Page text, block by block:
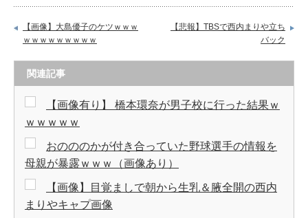
【画像】大島優子のケツｗｗｗ
ｗｗｗｗｗｗｗｗｗ
【悲報】TBSで西内まりや立ち
バック
関連記事
【画像有り】 橋本環奈が男子校に行った結果ｗ
ｗｗｗｗｗ
おのののかが付き合っていた野球選手の情報を
母親が暴露ｗｗｗ（画像あり）
【画像】目覚ましで朝から生乳＆腋全開の西内
まりやキャプ画像